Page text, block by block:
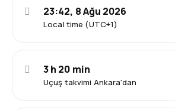
Local time (UTC+1)
23:42, 8 Ağu 2026
Uçuş takvimi Ankara'dan
3 h 20 min